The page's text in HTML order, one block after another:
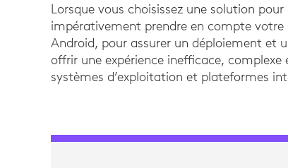
Lorsque vous choisissez une solution
impérativement prendre en compte
Android, pour assurer un déploiement et
offrir une expérience inefficace,
systèmes d’exploitation et plateformes